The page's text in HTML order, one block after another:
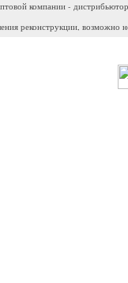
компании -
реконструкции, возможно